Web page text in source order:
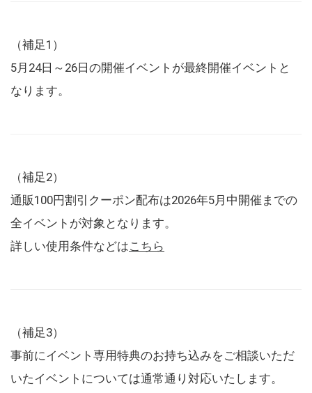
（補足1）
5月24日～26日の開催イベントが最終開催イベントと
なります。
（補足2）
通販100円割引クーポン配布は2026年5月中開催までの
全イベントが対象となります。
詳しい使用条件などはこちら
（補足3）
事前にイベント専用特典のお持ち込みをご相談いただ
いたイベントについては通常通り対応いたします。